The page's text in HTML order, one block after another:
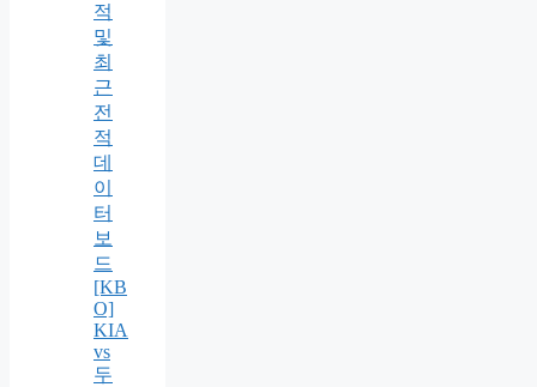
적
및
최
근
전
적
데
이
터
보
드
[KB
O]
KIA
vs
두